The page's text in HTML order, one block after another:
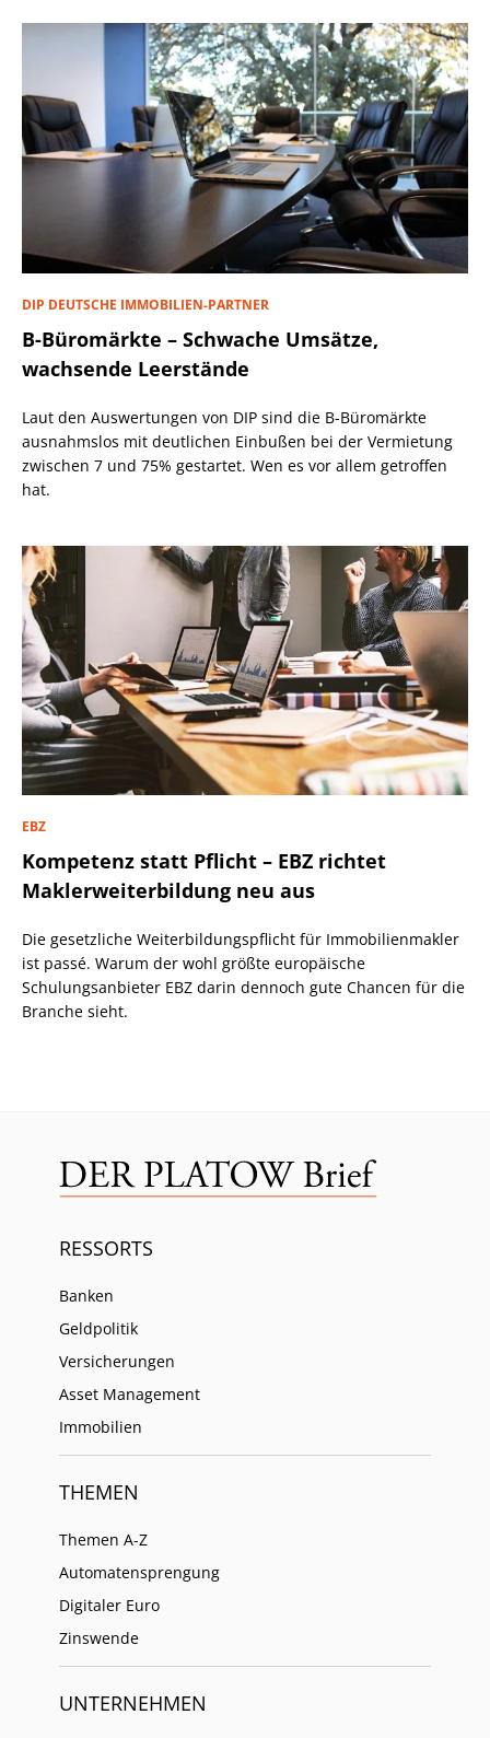
DIP DEUTSCHE IMMOBILIEN-PARTNER
B-Büromärkte – Schwache Umsätze,
wachsende Leerstände
Laut den Auswertungen von DIP sind die B-Büromärkte
ausnahmslos mit deutlichen Einbußen bei der Vermietung
zwischen 7 und 75% gestartet. Wen es vor allem getroffen
hat.
EBZ
Kompetenz statt Pflicht – EBZ richtet
Maklerweiterbildung neu aus
Die gesetzliche Weiterbildungspflicht für Immobilienmakler
ist passé. Warum der wohl größte europäische
Schulungsanbieter EBZ darin dennoch gute Chancen für die
Branche sieht.
RESSORTS
Banken
Geldpolitik
Versicherungen
Asset Management
Immobilien
THEMEN
Themen A-Z
Automatensprengung
Digitaler Euro
Zinswende
UNTERNEHMEN